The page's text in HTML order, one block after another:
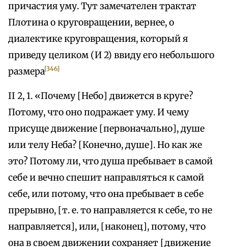
причастия уму. Тут замечателен трактат
Плотина о круговращении, вернее, о
диалектике круговращения, который я
приведу целиком (И 2) ввиду его небольшого
размера[346]
II 2, 1. «Почему [Небо] движется в круге?
Потому, что оно подражает уму. И чему
присуще движение [первоначально], душе
или телу Неба? [Конечно, душе]. Но как же
это? Потому ли, что душа пребывает в самой
себе и вечно спешит направляться к самой
себе, или потому, что она пребывает в себе
прерывно, [т. е. то направляется к себе, то не
направляется], или, [наконец], потому, что
она в своем движении сохраняет [движение